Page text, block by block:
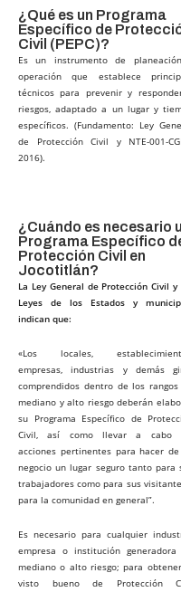
¿Qué es un Programa
Específico de
Civil (PEPC)?​
Es un instrumento de
operación que establece
técnicos para prevenir y
riesgos, adaptado a un lugar y
específicos. (Fundamento: Ley
de Protección Civil y NTE-001-
2016).
¿Cuándo es necesario
Programa Específico
Protección Civil en
Jocotitlán?​
La Ley General de Protección Civil y
Leyes de los Estados y
indican que:
«Los locales,
empresas, industrias y demás
comprendidos dentro de los rangos
mediano y alto riesgo deberán
su Programa Específico de
Civil, así como llevar a cabo
acciones pertinentes para hacer
negocio un lugar seguro tanto para
trabajadores como para sus
para la comunidad en general”.
Es necesario para cualquier
empresa o institución generadora
mediano o alto riesgo; para
visto bueno de Protección